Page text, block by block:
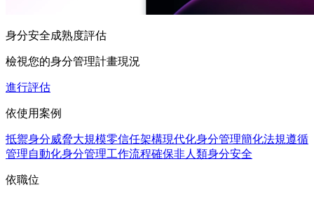
身分安全成熟度評估
檢視您的身分管理計畫現況
進行評估
依使用案例
抵禦身分威脅大規模零信任架構現代化身分管理簡化法規遵循
管理自動化身分管理工作流程確保非人類身分安全
依職位